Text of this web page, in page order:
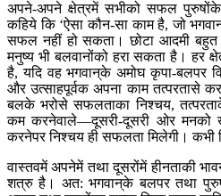
अपने-अपने क्षेत्रमें सभीको सफल
कहिये कि ‘ऐसा कौन-सा काम है, जो
सफल नहीं हो सकता। छोटा आदमी
मनुष्य भी बलवानोंको हरा सकता है। हर
है, यदि वह भगवान‍्के अमोघ कृपा-बलपर
और उत्साहपूर्वक अपना काम तत्परतासे
बलके भरोसे सफलताका निश्चय,
कम करनेवाले—दूसरी-दूसरी ओर मनको
करनेपर निश्चय ही सफलता मिलेगी। कभी
वास्तवमें अपनेमें तथा दूसरोंमें हीनताकी
शत्रु है। अत: भगवान‍्के बलपर तथा